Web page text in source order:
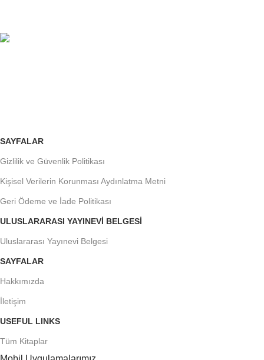
SAYFALAR
Gizlilik ve Güvenlik Politikası
Kişisel Verilerin Korunması Aydınlatma Metni
Geri Ödeme ve İade Politikası
ULUSLARARASI YAYINEVI BELGESI
Uluslararası Yayınevi Belgesi
SAYFALAR
Hakkımızda
İletişim
USEFUL LINKS
Tüm Kitaplar